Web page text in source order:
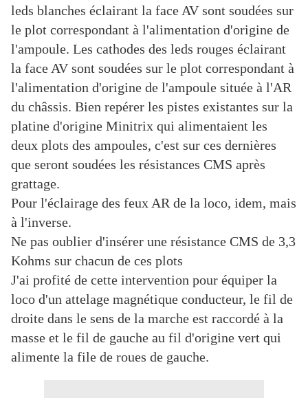
leds blanches éclairant la face AV sont soudées sur
le plot correspondant à l'alimentation d'origine de
l'ampoule. Les cathodes des leds rouges éclairant
la face AV sont soudées sur le plot correspondant à
l'alimentation d'origine de l'ampoule située à l'AR
du châssis. Bien repérer les pistes existantes sur la
platine d'origine Minitrix qui alimentaient les
deux plots des ampoules, c'est sur ces dernières
que seront soudées les résistances CMS après
grattage.
Pour l'éclairage des feux AR de la loco, idem, mais
à l'inverse.
Ne pas oublier d'insérer une résistance CMS de 3,3
Kohms sur chacun de ces plots
J'ai profité de cette intervention pour équiper la
loco d'un attelage magnétique conducteur, le fil de
droite dans le sens de la marche est raccordé à la
masse et le fil de gauche au fil d'origine vert qui
alimente la file de roues de gauche.